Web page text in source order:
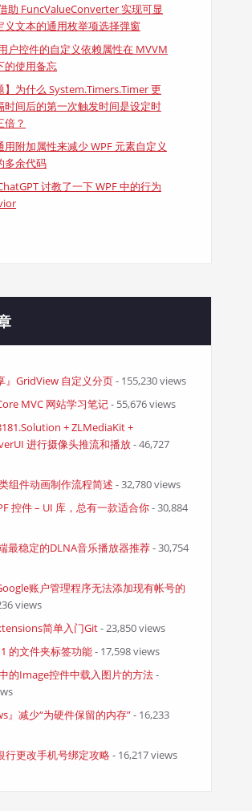
助 FuncValueConverter 实现可显
义文本的通用枚举项选择弹窗
户控件的自定义依赖属性在 MVVM
的使用备忘
】为什么 System.Timers.Timer 更
时间后的第一次触发时间是设定时
倍？
用附加属性来减少 WPF 元素自定义
多余代码
讨教了一下 WPF 中的行为
』GridView 自定义分页- 155,230 views
MVC 网站学习笔记- 55,676 views
+ ZLMediaKit +
进行摄像头推流和播放- 46,727
组件动画制作流程简述 - 32,780 views
控件 – UI 库，总有一款适合你- 30,884
最稳定的DLNA音乐播放器推荐- 30,754
账户管理程序无法添加现有帐号的
views
简单入门Git- 23,850 views
的文件夹标签功能- 17,598 views
的Image控件中载入图片的方法-
』减少“为硬件保留的内存”- 16,233
行更改手机号绑定攻略 - 16,217 views